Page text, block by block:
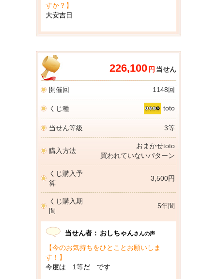
すか？】
大安吉日
226,100円 当せん
開催回 1148回
くじ種 toto
当せん等級 3等
購入方法
おまかせtoto
買われていないパターン
くじ購入予
算
3,500円
くじ購入期
間
5年間
当せん者： おしちゃんさんの声
【今のお気持ちをひとことお願いしま
す！】
今度は 1等だ です